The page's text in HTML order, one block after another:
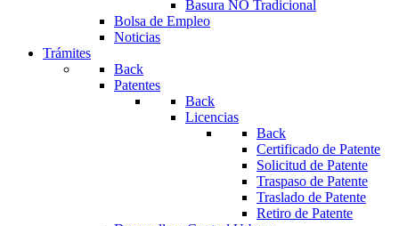
Basura NO Tradicional
Bolsa de Empleo
Noticias
Trámites
Back
Patentes
Back
Licencias
Back
Certificado de Patente
Solicitud de Patente
Traspaso de Patente
Traslado de Patente
Retiro de Patente